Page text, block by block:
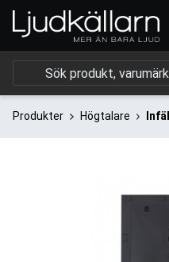
Produkter Högtalare